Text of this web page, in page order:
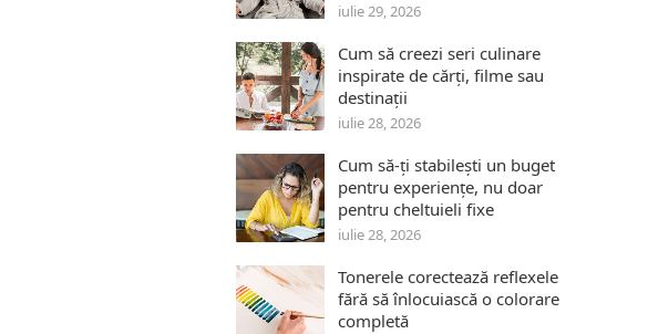
iulie 29, 2026
Cum să creezi seri culinare
inspirate de cărți, filme sau
destinații
iulie 28, 2026
Cum să-ți stabilești un buget
pentru experiențe, nu doar
pentru cheltuieli fixe
iulie 28, 2026
Tonerele corectează reflexele
fără să înlocuiască o colorare
completă